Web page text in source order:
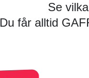
Se
Du får alltid